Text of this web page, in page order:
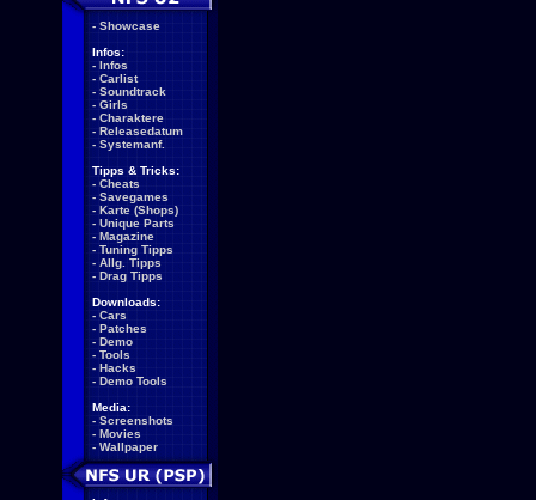
- Showcase
Infos:
- Infos
- Carlist
- Soundtrack
- Girls
- Charaktere
- Releasedatum
- Systemanf.
Tipps & Tricks:
- Cheats
- Savegames
- Karte (Shops)
- Unique Parts
- Magazine
- Tuning Tipps
- Allg. Tipps
- Drag Tipps
Downloads:
- Cars
- Patches
- Demo
- Tools
- Hacks
- Demo Tools
Media:
- Screenshots
- Movies
- Wallpaper